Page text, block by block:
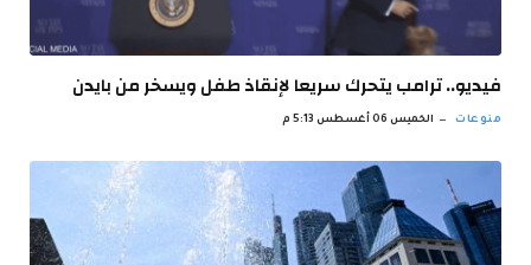
فيديو.. ترامب يتحرك سريعا لإنقاذ طفل ويسخر من بايدن
منوعات الخميس 06 أغسطس 5:13 م